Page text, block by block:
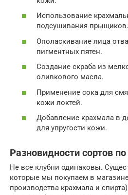
Использование
подсушивания прыщиков.
Ополаскивание лица
пигментных пятен.
Создание скраба из
оливкового масла.
Применение сока для
кожи локтей.
Добавление крахмала в
для упругости кожи.
Разновидности сортов
Не все клубни одинаковы.
которые мы покупаем в
производства крахмала и